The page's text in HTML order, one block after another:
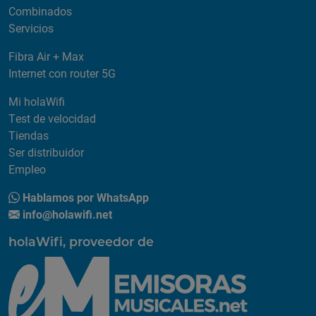
Combinados
Servicios
Fibra Air + Max
Internet con router 5G
Mi holaWifi
Test de velocidad
Tiendas
Ser distribuidor
Empleo
Hablamos por WhatsApp
info@holawifi.net
holaWifi, proveedor de